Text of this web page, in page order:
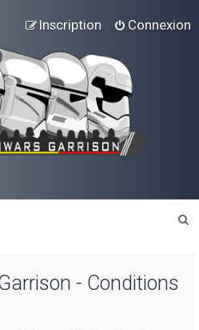
Connexion
Inscription
- Conditions